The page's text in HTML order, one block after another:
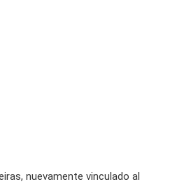
nuevamente vinculado al